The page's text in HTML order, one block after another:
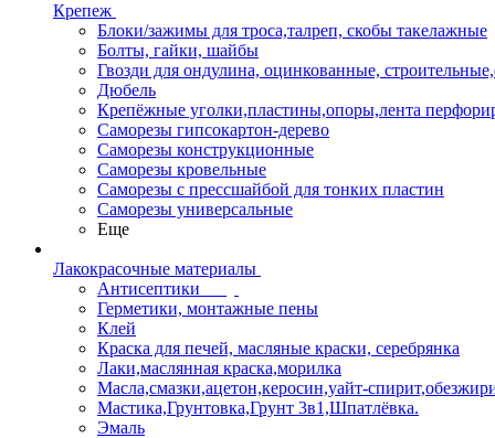
Крепеж
Блоки/зажимы для троса,талреп, скобы такелажные
Болты, гайки, шайбы
Гвозди для ондулина, оцинкованные,
Дюбель
Крепёжные уголки,пластины,опоры,лента
Саморезы гипсокартон-дерево
Саморезы конструкционные
Саморезы кровельные
Саморезы с прессшайбой для тонких пластин
Саморезы универсальные
Еще
Лакокрасочные материалы
Антисептики
Герметики, монтажные пены
Клей
Краска для печей, масляные краски, серебрянка
Лаки,маслянная краска,морилка
Масла,смазки,ацетон,керосин,уайт-
Мастика,Грунтовка,Грунт 3в1,Шпатлёвка.
Эмаль